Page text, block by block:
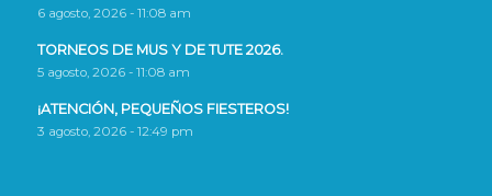
6 agosto, 2026 - 11:08 am
TORNEOS DE MUS Y DE TUTE 2026.
5 agosto, 2026 - 11:08 am
¡ATENCIÓN, PEQUEÑOS FIESTEROS!
3 agosto, 2026 - 12:49 pm